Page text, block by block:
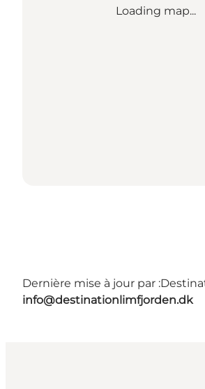
Loading map...
Dernière mise à jour par :
info@destinationlimfjorden.dk